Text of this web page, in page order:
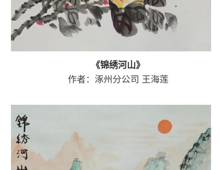
《锦绣河山》
作者：涿州分公司 王海莲